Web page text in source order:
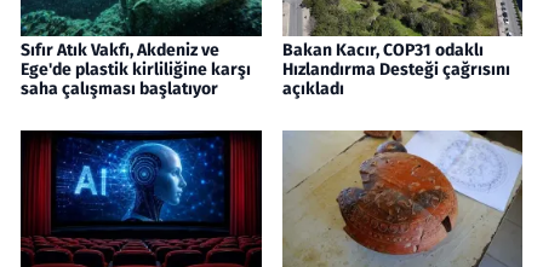
Sıfır Atık Vakfı, Akdeniz ve
Ege'de plastik kirliliğine karşı
saha çalışması başlatıyor
Bakan Kacır, COP31 odaklı
Hızlandırma Desteği çağrısını
açıkladı